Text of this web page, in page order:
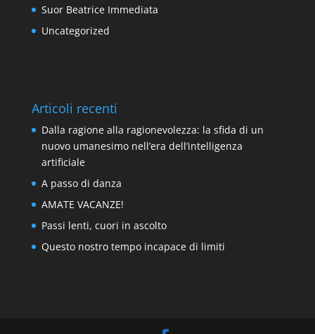
Suor Beatrice Immediata
Uncategorized
Articoli recenti
Dalla ragione alla ragionevolezza: la sfida di un
nuovo umanesimo nell’era dell’intelligenza
artificiale
A passo di danza
AMATE VACANZE!
Passi lenti, cuori in ascolto
Questo nostro tempo incapace di limiti